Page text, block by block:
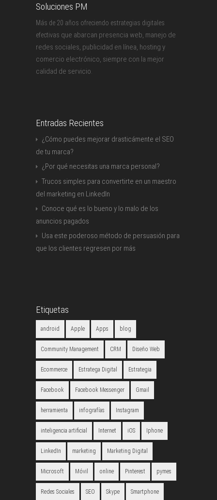
Soluciones PM
Más de 20 años ofreciendo estrategias digitales
efectivas que abarcan presencia web, manejo de
redes sociales, publicidad en línea, hosting y
comercio electrónico, siempre con la mejor
calidad de servicio.
Entradas Recientes
¿Cómo puedes mejorar drasticámente el SEO
de tu marca?
¿Por qué necesitas una marca personal?
Trucos simples para convertirte en un maestro
del marketing en LinkedIn
Conoce qué es lo bueno y lo malo de los
anuncios pagados
Usa este poderoso método de persuasión para
que los clientes regresen por más
Etiquetas
android Apple Apps blog
Community Management CRM Diseño Web
Ecommerce Estratega Digital Estrategia
Facebook Facebook Messenger Gmail
herramienta infografías Instagram
inteligencia artificial Internet iOS Iphone
LinkedIn marketing Marketing Digital
Microsoft Móvil online Pinterest pymes
Redes Sociales SEO Skype Smartphone